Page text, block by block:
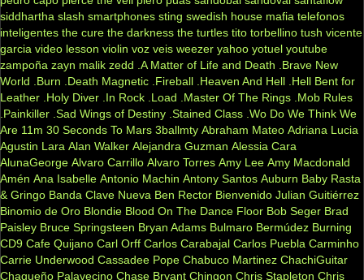
siddhartha slash smartphones sting swedish house mafia telefonos
inteligentes the cure the darkness the turtles tito torbellino tush vicente
garcia video lesson violin voz veis weezer yahoo yotuel youtube
zampoña zayn malik zedd .A Matter of Life and Death
.Brave New
World
.Burn .Death Magnetic .Fireball .Heaven And Hell .Hell Bent for
Leather .Holy Diver .In Rock .Load .Master Of The Rings .Mob Rules
.Painkiller .Sad Wings of Destiny .Stained Class .Wo Do We Think We
Are 11m 30 Seconds To Mars 3ballmty Abraham Mateo Adriana Lucia
Agustin Lara Alan Walker Alejandra Guzman Alessia Cara
AlunaGeorge Alvaro Carrillo Alvaro Torres Amy Lee Amy Macdonald
Amén Ana Isabelle Antonio Machin Antony Santos Auburn Baby Rasta
& Gringo Banda Clave Nueva Ben Rector Bienvenido Julian Guitiérrez
Binomio de Oro Blondie Blood On The Dance Floor Bob Seger Brad
Paisley Bruce Springsteen Bryan Adams Bulmaro Bermúdez Burning
CD9 Cafe Quijano Carl Orff Carlos Carabajal Carlos Puebla Carminho
Carrie Underwood Cassadee Pope Chabuco Martinez ChachiGuitar
Chaqueño Palavecino Chase Bryant Chingon Chris Stapleton Chris